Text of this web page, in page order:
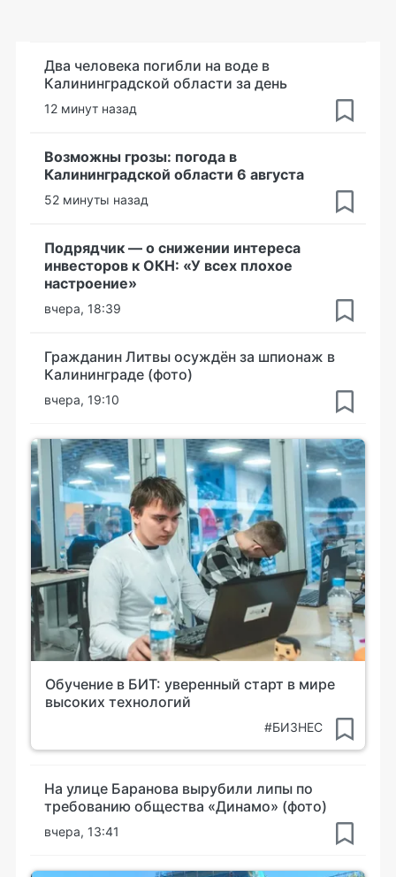
Два человека погибли на воде в
Калининградской области за день
12 минут назад
Возможны грозы: погода в
Калининградской области 6 августа
52 минуты назад
Подрядчик — о снижении интереса
инвесторов к ОКН: «У всех плохое
настроение»
вчера, 18:39
Гражданин Литвы осуждён за шпионаж в
Калининграде (фото)
вчера, 19:10
Обучение в БИТ: уверенный старт в мире
высоких технологий
#БИЗНЕС
На улице Баранова вырубили липы по
требованию общества «Динамо» (фото)
вчера, 13:41